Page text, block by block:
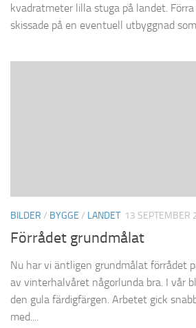
kvadratmeter lilla stuga på landet.
skissade på en eventuell utbyggnad som
BILDER / BYGGE / LANDET 13 SEPTEMBER
Förrådet grundmålat
Nu har vi äntligen grundmålat förrådet
av vinterhalvåret någorlunda bra. I vår
den gula färdigfärgen. Arbetet gick
med....